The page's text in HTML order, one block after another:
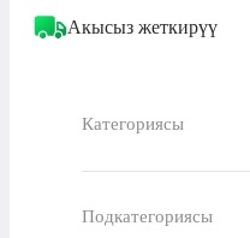
Акысыз жеткирүү
Категориясы
Подкатегориясы